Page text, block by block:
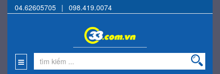
04.62605705 | 098.419.0074